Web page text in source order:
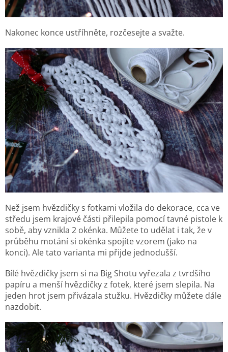
Nakonec konce ustříhněte, rozčesejte a svažte.
Než jsem hvězdičky s fotkami vložila do dekorace, cca ve
středu jsem krajové části přilepila pomocí tavné pistole k
sobě, aby vznikla 2 okénka. Můžete to udělat i tak, že v
průběhu motání si okénka spojíte vzorem (jako na
konci). Ale tato varianta mi přijde jednodušší.
Bílé hvězdičky jsem si na Big Shotu vyřezala z tvrdšího
papíru a menší hvězdičky z fotek, které jsem slepila. Na
jeden hrot jsem přivázala stužku. Hvězdičky můžete dále
nazdobit.